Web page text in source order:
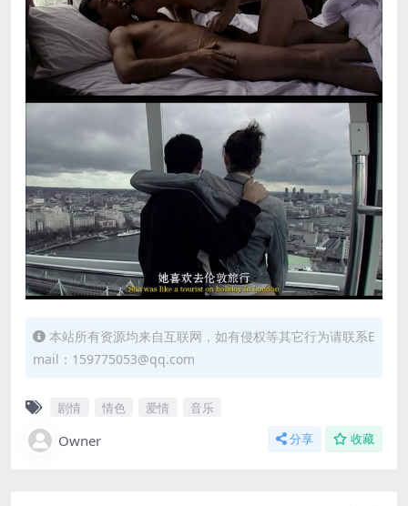
本站所有资源均来自互联网，如有侵权等其它行为请联系E
mail：159775053@qq.com
剧情 情色 爱情 音乐
Owner 分享 收藏